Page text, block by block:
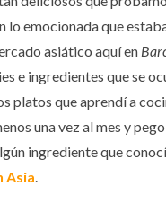
lo emocionada que
asiático aquí en
e ingredientes que se
platos que aprendí a
una vez al mes y
ingrediente que
Asia.